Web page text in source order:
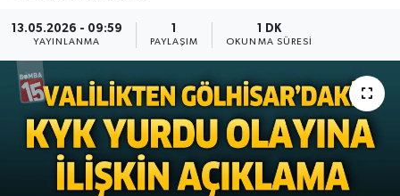
13.05.2026 - 09:59
YAYINLANMA
1
PAYLAŞIM
1 DK
OKUNMA SÜRESI